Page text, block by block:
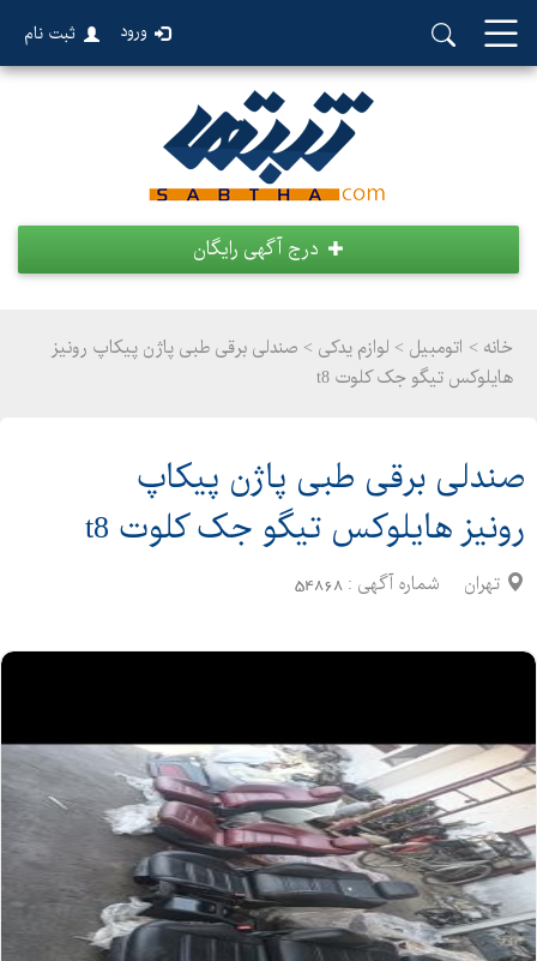
ورود ثبت نام
درج آگهی رایگان
خانه > اتومبیل > لوازم یدکی > صندلی برقی طبی پاژن پیکاپ رونیز
هایلوکس تیگو جک کلوت t8
صندلی برقی طبی پاژن پیکاپ
رونیز هایلوکس تیگو جک کلوت t8
تهران شماره آگهی : 54868